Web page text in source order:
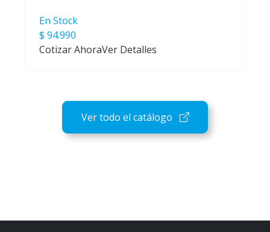
En Stock
$ 94.990
Cotizar AhoraVer Detalles
Ver todo el catálogo